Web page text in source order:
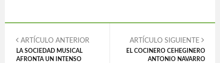
ARTÍCULO ANTERIOR
LA SOCIEDAD MUSICAL
AFRONTA UN INTENSO
ARTÍCULO SIGUIENTE
EL COCINERO CEHEGINERO
ANTONIO NAVARRO